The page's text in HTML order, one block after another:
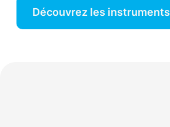
Découvrez les instruments